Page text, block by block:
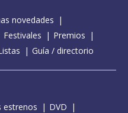
novedades
Festivales
Premios
Guía / directorio
estrenos
DVD